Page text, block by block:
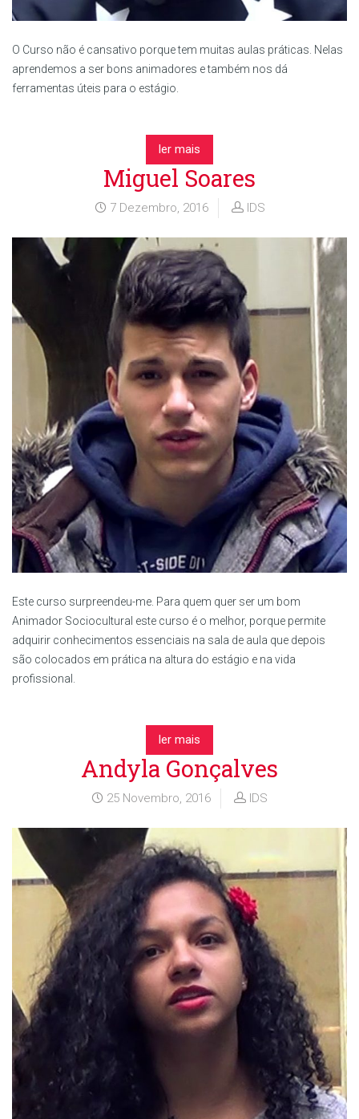
O Curso não é cansativo porque tem muitas aulas práticas. Nelas
aprendemos a ser bons animadores e também nos dá
ferramentas úteis para o estágio.
ler mais
Miguel Soares
7 Dezembro, 2016 IDS
Este curso surpreendeu-me. Para quem quer ser um bom
Animador Sociocultural este curso é o melhor, porque permite
adquirir conhecimentos essenciais na sala de aula que depois
são colocados em prática na altura do estágio e na vida
profissional.
ler mais
Andyla Gonçalves
25 Novembro, 2016 IDS